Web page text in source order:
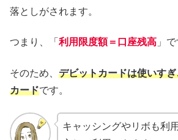
落としがされます。
つまり、「 利用限度額＝口座残高 」で
そのため、 デビットカードは使いす
カードです。
キャッシングやリボも利